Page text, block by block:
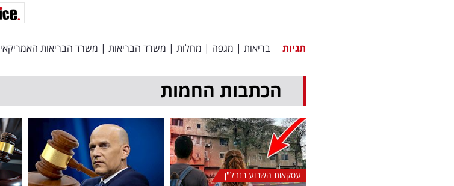
תגיות בריאות | מגפה | מחלות | משרד הבריאות | משרד הבריאות האמריקאי
הכתבות החמות
עסקאות השבוע בנדל"ן